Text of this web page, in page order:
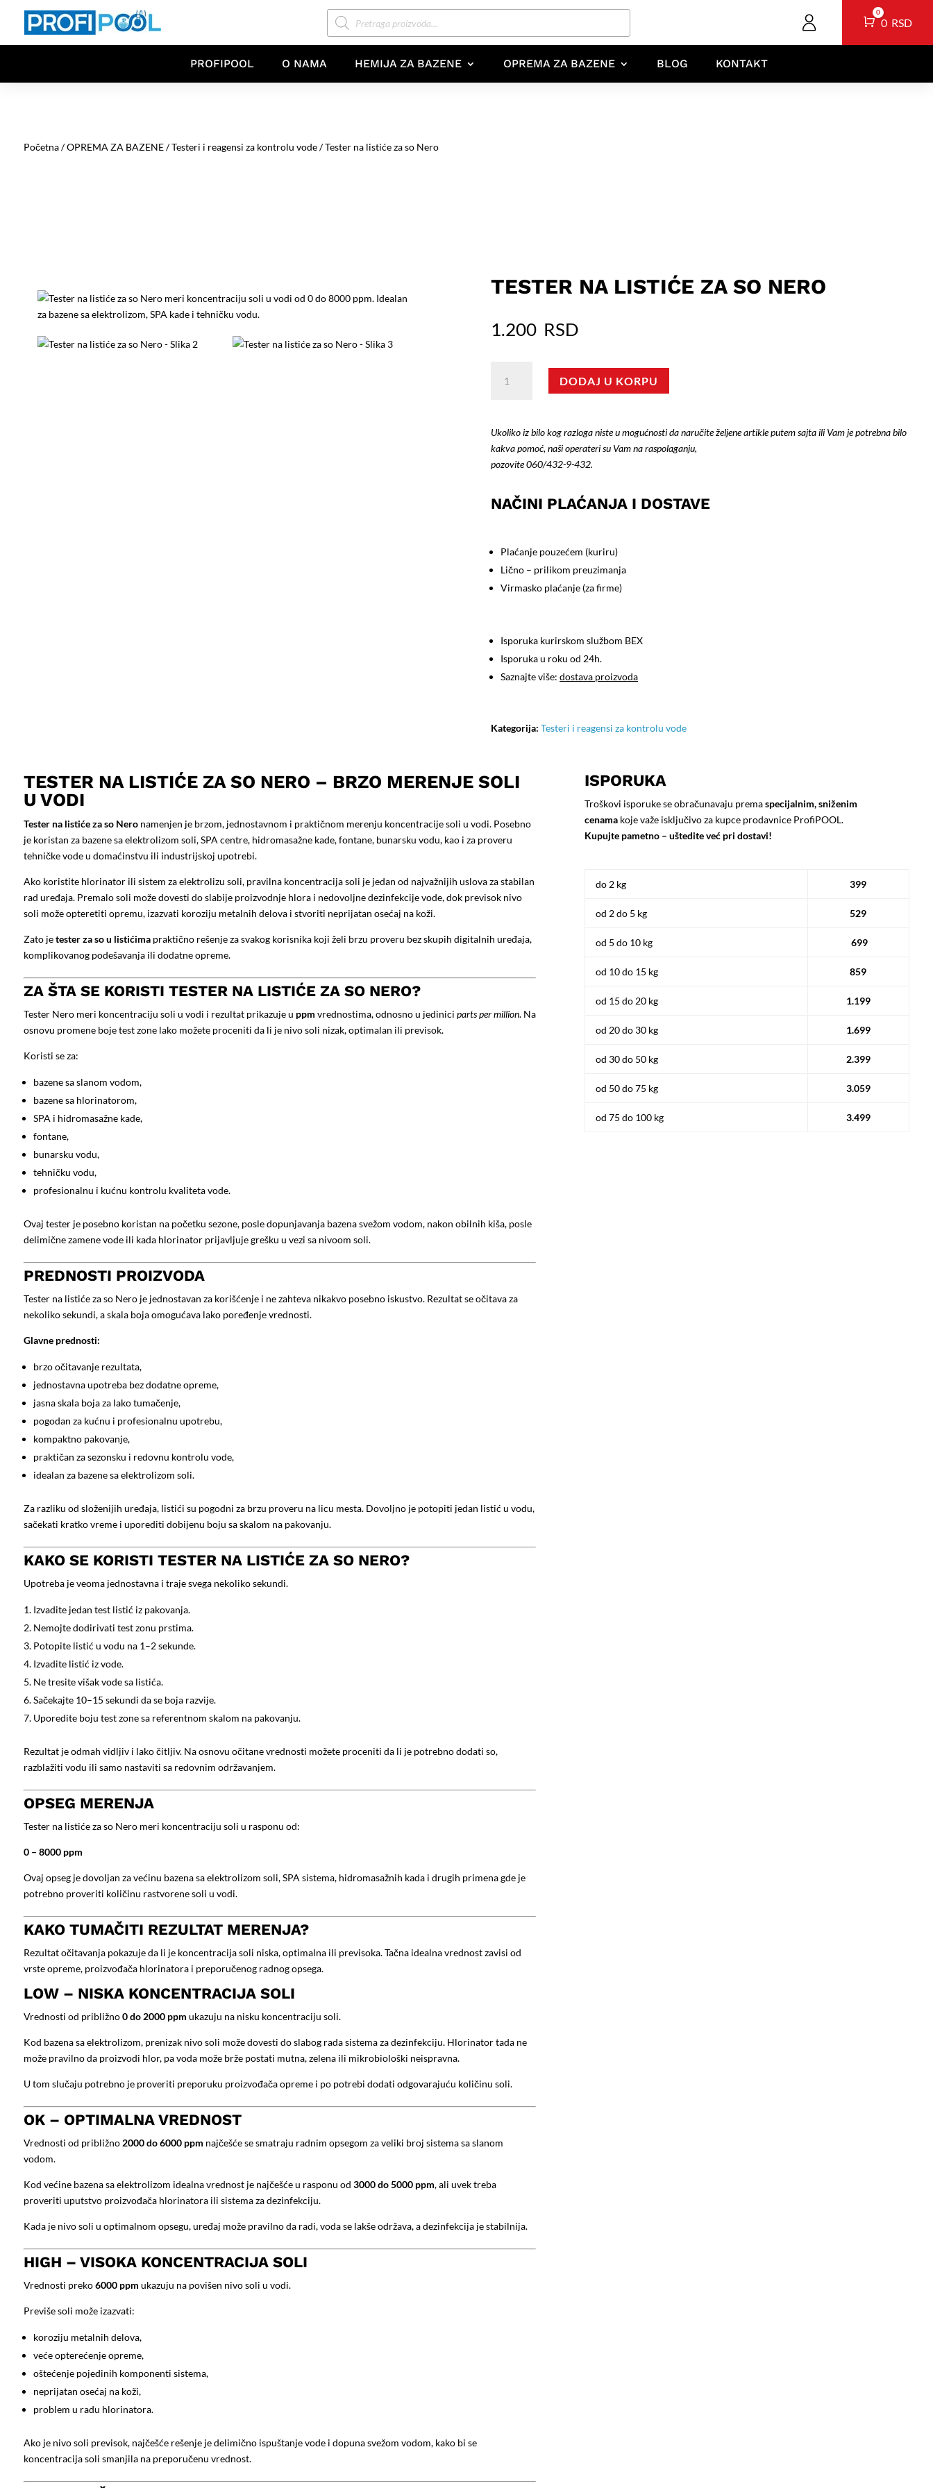
Products
search
Cart
0
0 RSD
PROFIPOOL O NAMA HEMIJA ZA BAZENE OPREMA ZA BAZENE BLOG KONTAKT
Početna/OPREMA ZA BAZENE/Testeri i reagensi za kontrolu vode/ Tester na listiće za so Nero
TESTER NA LISTIĆE ZA SO NERO
1.200 RSD
so
Nero
količina
DODAJ U KORPU
Ukoliko iz bilo kog razloga niste u mogućnosti da naručite željene artikle putem sajta ili Vam je potrebna bilo
kakva pomoć, naši operateri su Vam na raspolaganju,
pozovite060/432-9-432.
NAČINI PLAĆANJA I DOSTAVE
Plaćanje pouzećem (kuriru)
Lično – prilikom preuzimanja
Virmasko plaćanje (za firme)
Isporuka kurirskom službom BEX
Isporuka u roku od 24h.
Saznajte više:dostava proizvoda
Kategorija:Testeri i reagensi za kontrolu vode
TESTER NA LISTIĆE ZA SO NERO – BRZO MERENJE SOLI
U VODI
Tester na listiće za so Neronamenjen je brzom, jednostavnom i praktičnom merenju koncentracije soli u vodi. Posebno
je koristan za bazene sa elektrolizom soli, SPA centre, hidromasažne kade, fontane, bunarsku vodu, kao i za proveru
tehničke vode u domaćinstvu ili industrijskoj upotrebi.
Ako koristite hlorinator ili sistem za elektrolizu soli, pravilna koncentracija soli je jedan od najvažnijih uslova za stabilan
rad uređaja. Premalo soli može dovesti do slabije proizvodnje hlora i nedovoljne dezinfekcije vode, dok previsok nivo
soli može opteretiti opremu, izazvati koroziju metalnih delova i stvoriti neprijatan osećaj na koži.
Zato jetester za so u listićimapraktično rešenje za svakog korisnika koji želi brzu proveru bez skupih digitalnih uređaja,
komplikovanog podešavanja ili dodatne opreme.
ZA ŠTA SE KORISTI TESTER NA LISTIĆE ZA SO NERO?
Tester Nero meri koncentraciju soli u vodi i rezultat prikazuje u ppm vrednostima, odnosno u jedinici parts per million. Na
osnovu promene boje test zone lako možete proceniti da li je nivo soli nizak, optimalan ili previsok.
Koristi se za:
bazene sa slanom vodom,
bazene sa hlorinatorom,
SPA i hidromasažne kade,
fontane,
bunarsku vodu,
tehničku vodu,
profesionalnu i kućnu kontrolu kvaliteta vode.
Ovaj tester je posebno koristan na početku sezone, posle dopunjavanja bazena svežom vodom, nakon obilnih kiša, posle
delimične zamene vode ili kada hlorinator prijavljuje grešku u vezi sa nivoom soli.
PREDNOSTI PROIZVODA
Tester na listiće za so Nero je jednostavan za korišćenje i ne zahteva nikakvo posebno iskustvo. Rezultat se očitava za
nekoliko sekundi, a skala boja omogućava lako poređenje vrednosti.
Glavne prednosti:
brzo očitavanje rezultata,
jednostavna upotreba bez dodatne opreme,
jasna skala boja za lako tumačenje,
pogodan za kućnu i profesionalnu upotrebu,
kompaktno pakovanje,
praktičan za sezonsku i redovnu kontrolu vode,
idealan za bazene sa elektrolizom soli.
Za razliku od složenijih uređaja, listići su pogodni za brzu proveru na licu mesta. Dovoljno je potopiti jedan listić u vodu,
sačekati kratko vreme i uporediti dobijenu boju sa skalom na pakovanju.
KAKO SE KORISTI TESTER NA LISTIĆE ZA SO NERO?
Upotreba je veoma jednostavna i traje svega nekoliko sekundi.
Izvadite jedan test listić iz pakovanja.
Nemojte dodirivati test zonu prstima.
Potopite listić u vodu na 1–2 sekunde.
Izvadite listić iz vode.
Ne tresite višak vode sa listića.
Sačekajte 10–15 sekundi da se boja razvije.
Uporedite boju test zone sa referentnom skalom na pakovanju.
Rezultat je odmah vidljiv i lako čitljiv. Na osnovu očitane vrednosti možete proceniti da li je potrebno dodati so,
razblažiti vodu ili samo nastaviti sa redovnim održavanjem.
OPSEG MERENJA
Tester na listiće za so Nero meri koncentraciju soli u rasponu od:
0 – 8000 ppm
Ovaj opseg je dovoljan za većinu bazena sa elektrolizom soli, SPA sistema, hidromasažnih kada i drugih primena gde je
potrebno proveriti količinu rastvorene soli u vodi.
KAKO TUMAČITI REZULTAT MERENJA?
Rezultat očitavanja pokazuje da li je koncentracija soli niska, optimalna ili previsoka. Tačna idealna vrednost zavisi od
vrste opreme, proizvođača hlorinatora i preporučenog radnog opsega.
LOW – NISKA KONCENTRACIJA SOLI
Vrednosti od približno0 do 2000 ppm ukazuju na nisku koncentraciju soli.
Kod bazena sa elektrolizom, prenizak nivo soli može dovesti do slabog rada sistema za dezinfekciju. Hlorinator tada ne
može pravilno da proizvodi hlor, pa voda može brže postati mutna, zelena ili mikrobiološki neispravna.
U tom slučaju potrebno je proveriti preporuku proizvođača opreme i po potrebi dodati odgovarajuću količinu soli.
OK – OPTIMALNA VREDNOST
Vrednosti od približno 2000 do 6000 ppm najčešće se smatraju radnim opsegom za veliki broj sistema sa slanom
vodom.
Kod većine bazena sa elektrolizom idealna vrednost je najčešće u rasponu od 3000 do 5000 ppm, ali uvek treba
proveriti uputstvo proizvođača hlorinatora ili sistema za dezinfekciju.
Kada je nivo soli u optimalnom opsegu, uređaj može pravilno da radi, voda se lakše održava, a dezinfekcija je stabilnija.
HIGH – VISOKA KONCENTRACIJA SOLI
Vrednosti preko6000 ppm ukazuju na povišen nivo soli u vodi.
Previše soli može izazvati:
koroziju metalnih delova,
veće opterećenje opreme,
oštećenje pojedinih komponenti sistema,
neprijatan osećaj na koži,
problem u radu hlorinatora.
Ako je nivo soli previsok, najčešće rešenje je delimično ispuštanje vode i dopuna svežom vodom, kako bi se
koncentracija soli smanjila na preporučenu vrednost.
ISPORUKA
Troškovi isporuke se obračunavaju premaspecijalnim, sniženim
cenamakoje važe isključivo za kupce prodavnice ProfiPOOL.
Kupujte pametno – uštedite već pri dostavi!
do 2 kg 399
od 2 do 5 kg 529
od 5 do 10 kg 699
od 10 do 15 kg 859
od 15 do 20 kg 1.199
od 20 do 30 kg 1.699
od 30 do 50 kg 2.399
od 50 do 75 kg 3.059
od 75 do 100 kg 3.499